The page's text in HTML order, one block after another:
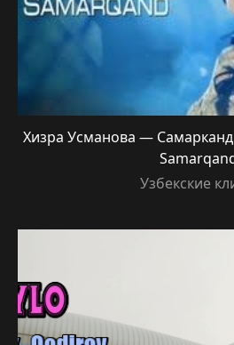
Хизра Усманова —
Узбекские